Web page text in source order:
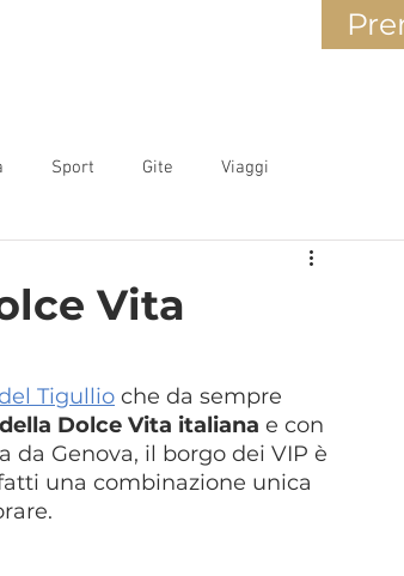
Sport Gite Viaggi
Vita
Tigullio che da sempre
Dolce Vita italiana e con
da Genova, il borgo dei VIP è
una combinazione unica